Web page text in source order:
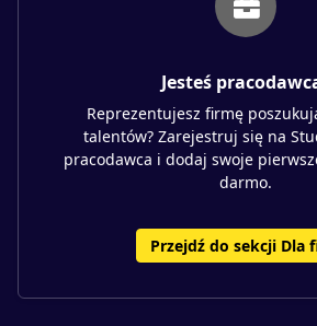
Jesteś
Reprezentujesz firmę
talentów? Zarejestruj się na
pracodawca i dodaj swoje
darmo.
Przejdź do sekcji Dla